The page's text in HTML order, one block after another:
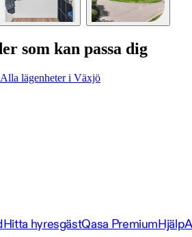
som kan passa dig
Alla lägenheter i Växjö
Hitta hyresgästQasa PremiumHjälp